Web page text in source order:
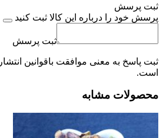
ثبت پرسش
پرسش خود را درباره این کالا ثبت کنید
ثبت پرسش
ثبت پاسخ به معنی موافقت باقوانین انتشار
است.
محصولات مشابه